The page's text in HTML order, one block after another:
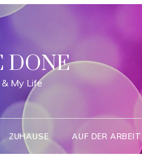
DONE
My Life
ZUHAUSE AUF DER ARBEIT